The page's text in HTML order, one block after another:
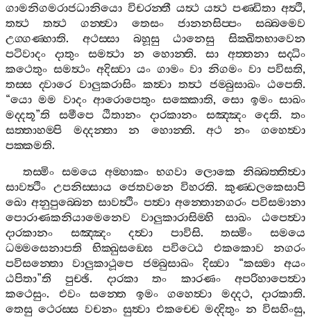
ගාමනිගමරාජධානියො විචරන‍්තී යත්‍ථ යත්‍ථ පණ‍්ඩිතා අත්‍ථි,
තත්‍ථ
තත්‍ථ ගන‍්ත්‍වා තෙසං ජානනසිප‍්පං
සබ‍්බමෙව
උග‍්ගණ‍්හාති. අථස‍්සා බහූසු ඨානෙසු
සික‍්ඛිතභාවෙන
පටිවාදං
දාතුං සමත්‍ථා න හොන‍්ති.සා අත‍්තනා
සද‍්ධිං
කථෙතුං සමත්‍ථං අදිස‍්වා යං ගාමං වා නිගමං වා පවිසති,
තස‍්ස ද‍්වාරෙ වාලුකරාසිං කත්‍වා තත්‍ථ ජම‍්බුසාඛං ඨපෙති.
“යො මම වාදං ආරොපෙතුං සක‍්කොති,සො ඉමං සාඛං
මද‍්දතූ”ති සමීපෙ ඨිතානං දාරකානං සඤ‍්ඤං දෙති.තං
සත‍්තාහම‍්පි
මද‍්දන‍්තා න හොන‍්ති. අථ නං
ගහෙත්‍වා
පක‍්කමති.
තස‍්මිං සමයෙ අම‍්හාකං භගවා ලොකෙ
නිබ‍්බත‍්තිත්‍වා
සාවත්‍ථිං උපනිස‍්සාය ජෙතවනෙ විහරති. කුණ‍්ඩලකෙසාපි
ඛො අනුපුබ‍්බෙන සාවත්‍ථිං පත්‍වා අන‍්තොනගරං පවිසමානා
පොරාණකනියාමෙනෙව
වාලුකාරාසිම‍්හි සාඛං
ඨපෙත්‍වා
දාරකානං
සඤ‍්ඤං දත්‍වා පාවිසි.තස‍්මිං
සමයෙ
ධම‍්මසෙනාපති
භික‍්ඛුසඞ‍්ඝෙ පවිට‍්ඨෙ එකකොව
නගරං
පවිසන‍්තො
වාලුකාථූපෙ ජම‍්බුසාඛං දිස‍්වා “කස‍්මා
අයං
ඨපිතා”ති පුච‍්ඡි. දාරකා තං කාරණං
අපරිහාපෙත්‍වා
කථෙසුං. එවං සන‍්තෙ ඉමං ගහෙත්‍වා මද‍්දථ, දාරකාති.
තෙසු ථෙරස‍්ස වචනං සුත්‍වා එකච‍්චෙ මද‍්දිතුං න විසහිංසු,